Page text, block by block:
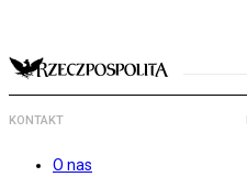
KONTAKT
O nas